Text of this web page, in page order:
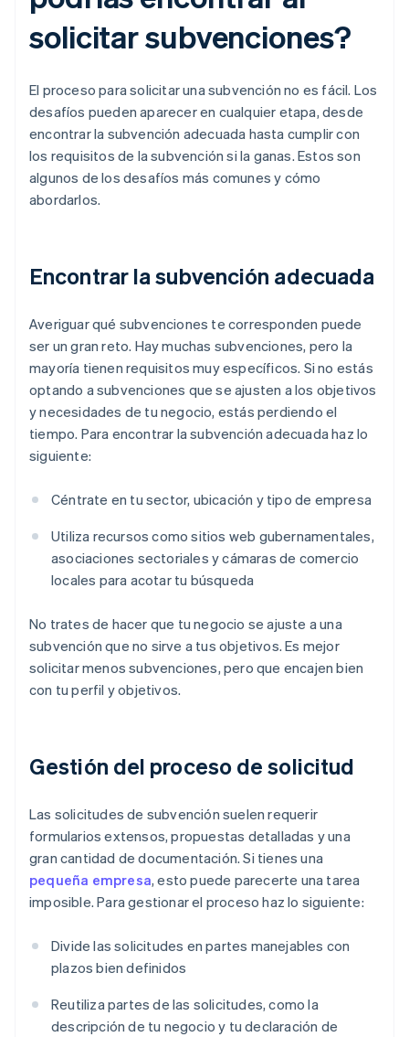
solicitar subvenciones?
El proceso para solicitar una subvención no es fácil. Los
desafíos pueden aparecer en cualquier etapa, desde
encontrar la subvención adecuada hasta cumplir con
los requisitos de la subvención si la ganas. Estos son
algunos de los desafíos más comunes y cómo
abordarlos.
Encontrar la subvención adecuada
Averiguar qué subvenciones te corresponden puede
ser un gran reto. Hay muchas subvenciones, pero la
mayoría tienen requisitos muy específicos. Si no estás
optando a subvenciones que se ajusten a los objetivos
y necesidades de tu negocio, estás perdiendo el
tiempo. Para encontrar la subvención adecuada haz lo
siguiente:
Céntrate en tu sector, ubicación y tipo de empresa
Utiliza recursos como sitios web gubernamentales,
asociaciones sectoriales y cámaras de comercio
locales para acotar tu búsqueda
No trates de hacer que tu negocio se ajuste a una
subvención que no sirve a tus objetivos. Es mejor
solicitar menos subvenciones, pero que encajen bien
con tu perfil y objetivos.
Gestión del proceso de solicitud
Las solicitudes de subvención suelen requerir
formularios extensos, propuestas detalladas y una
gran cantidad de documentación. Si tienes una
pequeña empresa, esto puede parecerte una tarea
imposible. Para gestionar el proceso haz lo siguiente:
Divide las solicitudes en partes manejables con
plazos bien definidos
Reutiliza partes de las solicitudes, como la
descripción de tu negocio y tu declaración de